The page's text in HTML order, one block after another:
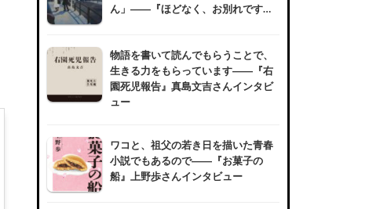
ん」――『ほどなく、お別れです…
物語を書いて読んでもらうことで、
生きる力をもらっています――『右
園死児報告』真島文吉さんインタビ
ュー
ワコと、祖父の若き日を描いた青春
小説でもあるので――『お菓子の
船』上野歩さんインタビュー